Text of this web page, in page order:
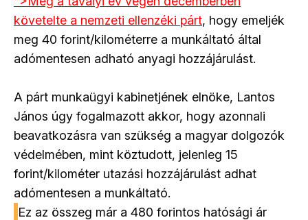
követelte a nemzeti ellenzéki párt, hogy emeljék
meg 40 forint/kilométerre a munkáltató által
adómentesen adható anyagi hozzájárulást.
A párt munkaügyi kabinetjének elnöke, Lantos
János úgy fogalmazott akkor, hogy azonnali
beavatkozásra van szükség a magyar dolgozók
védelmében, mint köztudott, jelenleg 15
forint/kilométer utazási hozzájárulást adhat
adómentesen a munkáltató.
Ez az összeg már a 480 forintos hatósági ár